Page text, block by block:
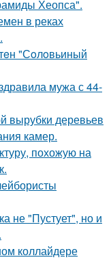
Хеопса".
в реках
"Сoлoвьиный
мужа с 44-
вырубки деревьев
камер.
похожую на
не "Пустует", но и
коллайдере